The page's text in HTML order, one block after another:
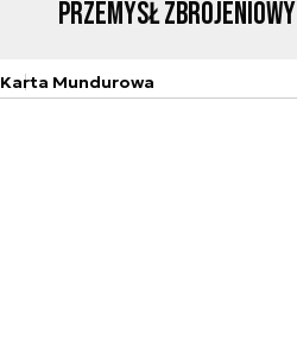
Przemysł Zbrojeniowy
Karta Mundurowa